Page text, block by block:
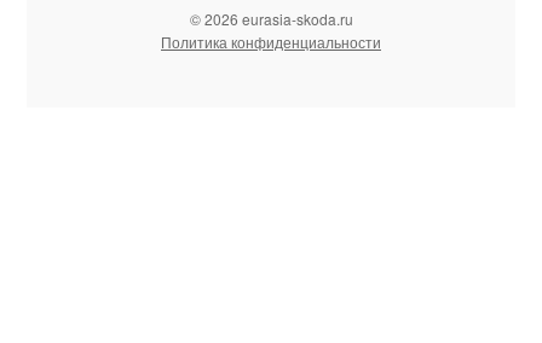
© 2026 eurasia-skoda.ru
Политика конфиденциальности